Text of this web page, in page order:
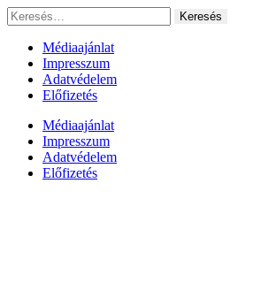
Ugrás
a
tartalomhoz
Keresés:
Médiaajánlat
Impresszum
Adatvédelem
Előfizetés
Médiaajánlat
Impresszum
Adatvédelem
Előfizetés